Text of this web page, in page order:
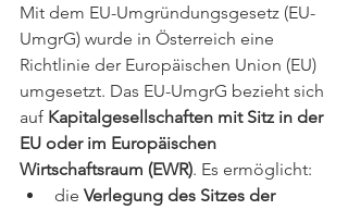
Mit dem EU-Umgründungsgesetz (EU-
UmgrG) wurde in Österreich eine
Richtlinie der Europäischen Union (EU)
umgesetzt. Das EU-UmgrG bezieht sich
auf Kapitalgesellschaften mit Sitz in der
EU oder im Europäischen
Wirtschaftsraum (EWR). Es ermöglicht:
die Verlegung des Sitzes der